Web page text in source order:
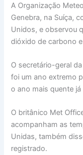
A Organização
Genebra, na Suíça,
Unidos, e observou
dióxido de carbono
O secretário-geral
foi um ano extremo
o ano mais quente já
O britânico Met
acompanham as
Unidas, também
registrado.